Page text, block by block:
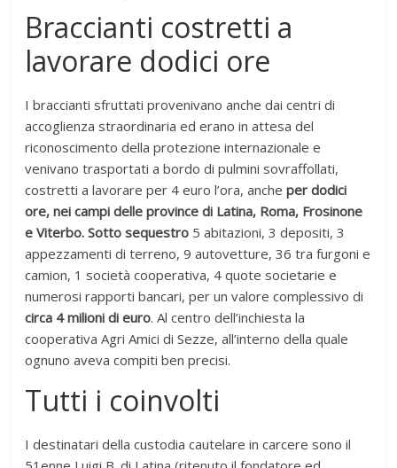
Braccianti costretti a
lavorare dodici ore
I braccianti sfruttati provenivano anche dai centri di
accoglienza straordinaria ed erano in attesa del
riconoscimento della protezione internazionale e
venivano trasportati a bordo di pulmini sovraffollati,
costretti a lavorare per 4 euro l’ora, ancheper dodici
ore, nei campi delle province di Latina, Roma, Frosinone
e Viterbo.Sotto sequestro 5 abitazioni, 3 depositi, 3
appezzamenti di terreno, 9 autovetture, 36 tra furgoni e
camion, 1 società cooperativa, 4 quote societarie e
numerosi rapporti bancari, per un valore complessivo di
circa 4 milioni di euro. Al centro dell’inchiesta la
cooperativa Agri Amici di Sezze, all’interno della quale
ognuno aveva compiti ben precisi.
Tutti i coinvolti
I destinatari della custodia cautelare in carcere sono il